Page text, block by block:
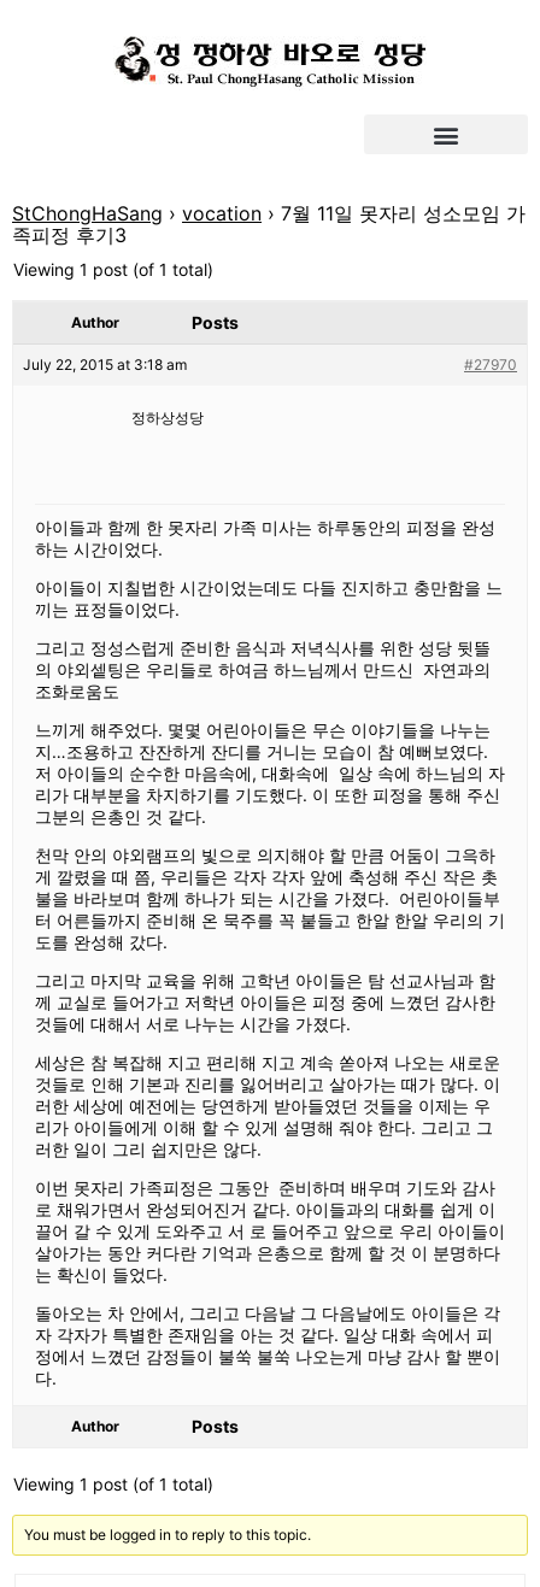
StChongHaSang › vocation › 7월 11일 못자리 성소모임 가
족피정 후기3
Viewing 1 post (of 1 total)
Author Posts
July 22, 2015 at 3:18 am #27970
정하상성당
아이들과 함께 한 못자리 가족 미사는 하루동안의 피정을 완성
하는 시간이었다.
아이들이 지칠법한 시간이었는데도 다들 진지하고 충만함을 느
끼는 표정들이었다.
그리고 정성스럽게 준비한 음식과 저녁식사를 위한 성당 뒷뜰
의 야외셑팅은 우리들로 하여금 하느님께서 만드신 자연과의
조화로움도
느끼게 해주었다. 몇몇 어린아이들은 무슨 이야기들을 나누는
지…조용하고 잔잔하게 잔디를 거니는 모습이 참 예뻐보였다.
저 아이들의 순수한 마음속에, 대화속에 일상 속에 하느님의 자
리가 대부분을 차지하기를 기도했다. 이 또한 피정을 통해 주신
그분의 은총인 것 같다.
천막 안의 야외램프의 빛으로 의지해야 할 만큼 어둠이 그윽하
게 깔렸을 때 쯤, 우리들은 각자 각자 앞에 축성해 주신 작은 촛
불을 바라보며 함께 하나가 되는 시간을 가졌다. 어린아이들부
터 어른들까지 준비해 온 묵주를 꼭 붙들고 한알 한알 우리의 기
도를 완성해 갔다.
그리고 마지막 교육을 위해 고학년 아이들은 탐 선교사님과 함
께 교실로 들어가고 저학년 아이들은 피정 중에 느꼈던 감사한
것들에 대해서 서로 나누는 시간을 가졌다.
세상은 참 복잡해 지고 편리해 지고 계속 쏟아져 나오는 새로운
것들로 인해 기본과 진리를 잃어버리고 살아가는 때가 많다. 이
러한 세상에 예전에는 당연하게 받아들였던 것들을 이제는 우
리가 아이들에게 이해 할 수 있게 설명해 줘야 한다. 그리고 그
러한 일이 그리 쉽지만은 않다.
이번 못자리 가족피정은 그동안 준비하며 배우며 기도와 감사
로 채워가면서 완성되어진거 같다. 아이들과의 대화를 쉽게 이
끌어 갈 수 있게 도와주고 서 로 들어주고 앞으로 우리 아이들이
살아가는 동안 커다란 기억과 은총으로 함께 할 것 이 분명하다
는 확신이 들었다.
돌아오는 차 안에서, 그리고 다음날 그 다음날에도 아이들은 각
자 각자가 특별한 존재임을 아는 것 같다. 일상 대화 속에서 피
정에서 느꼈던 감정들이 불쑥 불쑥 나오는게 마냥 감사 할 뿐이
다.
Author Posts
Viewing 1 post (of 1 total)
You must be logged in to reply to this topic.